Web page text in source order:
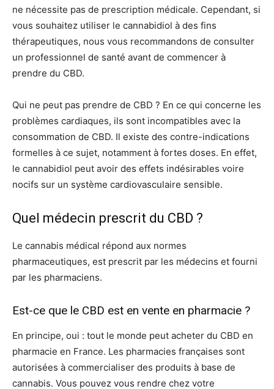
ne nécessite pas de prescription médicale. Cependant, si
vous souhaitez utiliser le cannabidiol à des fins
thérapeutiques, nous vous recommandons de consulter
un professionnel de santé avant de commencer à
prendre du CBD.
Qui ne peut pas prendre de CBD ? En ce qui concerne les
problèmes cardiaques, ils sont incompatibles avec la
consommation de CBD. Il existe des contre-indications
formelles à ce sujet, notamment à fortes doses. En effet,
le cannabidiol peut avoir des effets indésirables voire
nocifs sur un système cardiovasculaire sensible.
Quel médecin prescrit du CBD ?
Le cannabis médical répond aux normes
pharmaceutiques, est prescrit par les médecins et fourni
par les pharmaciens.
Est-ce que le CBD est en vente en pharmacie ?
En principe, oui : tout le monde peut acheter du CBD en
pharmacie en France. Les pharmacies françaises sont
autorisées à commercialiser des produits à base de
cannabis. Vous pouvez vous rendre chez votre